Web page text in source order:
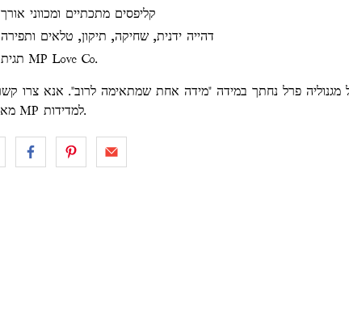
קליפסים מתכתיים ומכווני אורך
דהייה ידנית, שחיקה, תיקון, טלאים ותפירה
תגית MP Love Co.
מגנוליה פרל נחתך במידה "מידה אחת שמתאימה לרוב". אנא צרו
מאסטרו MP למדידות.